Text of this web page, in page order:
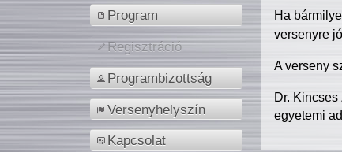
Program
Regisztráció
Programbizottság
Versenyhelyszín
Kapcsolat
Ha
versenyre
A verseny
Dr. Kincses
egyetemi